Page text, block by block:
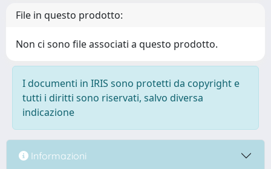
File in questo prodotto:
Non ci sono file associati a questo prodotto.
I documenti in IRIS sono protetti da copyright e
tutti i diritti sono riservati, salvo diversa
indicazione
Informazioni